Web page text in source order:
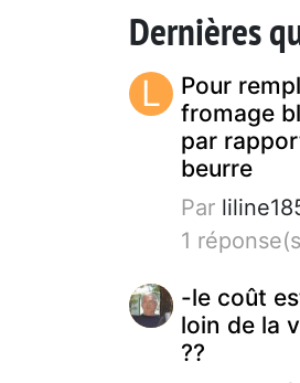
Dernières
L
Pour
fromage
par
beurre
Par
1
-le coût
loin de la
??